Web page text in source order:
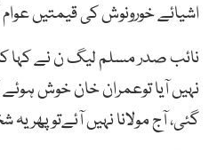
اشیائے خورونوش کی قیمتیں
نائب صدر مسلم لیگ ن نے کہا
نہیں آیا توعمران خان خوش ہوئے
گئی، آج مولانا نہیں آئےتو پھر